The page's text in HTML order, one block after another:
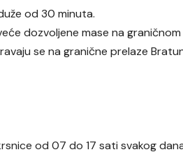
od 30 minuta.
dozvoljene mase na
se na granične prelaze
od 07 do 17 sati svakog